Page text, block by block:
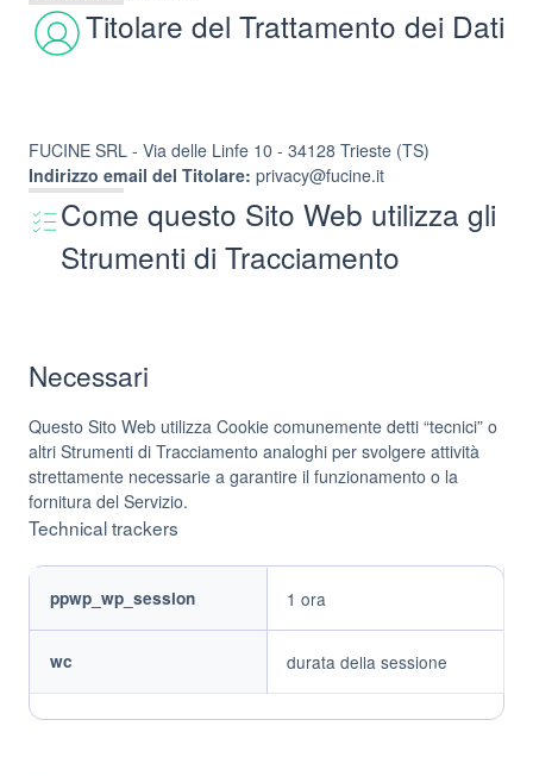
Titolare del Trattamento dei Dati
FUCINE SRL - Via delle Linfe 10 - 34128 Trieste (TS)
Indirizzo email del Titolare: privacy@fucine.it
Come questo Sito Web utilizza gli
Strumenti di Tracciamento
Necessari
Questo Sito Web utilizza Cookie comunemente detti “tecnici” o
altri Strumenti di Tracciamento analoghi per svolgere attività
strettamente necessarie a garantire il funzionamento o la
fornitura del Servizio.
Technical trackers
name
Trackers
duration
ppwp_wp_session 1 ora
wc durata della sessione